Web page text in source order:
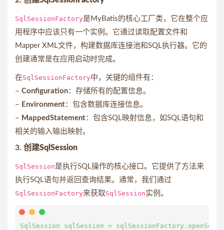
SqlSessionFactory是MyBatis的核心工厂类，它在整个应
用程序中应该只有一个实例。它通过读取配置文件和
Mapper XML文件，构建数据库连接池和SQL执行器。它的
创建通常是在应用启动时完成。
在SqlSessionFactory中，关键的组件有：
– Configuration：存储所有的配置信息。
– Environment：包含数据库连接信息。
– MappedStatement：包含SQL映射信息，如SQL语句和
相关的输入输出映射。
3. 创建SqlSession
SqlSession是执行SQL操作的核心接口。它提供了方法来
执行SQL语句并返回查询结果。通常，我们通过
SqlSessionFactory来获取SqlSession实例。